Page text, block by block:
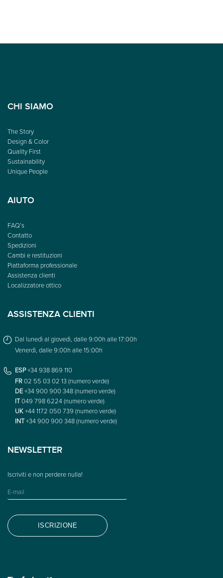
CHI SIAMO
The Story
Design & Color
Quality First
Sustainability
Unique People
AIUTO
FAQ’s
Contatto
Spedizioni
Cambi e restituzioni
Piattaforma professionale
Assistenza clienti
Localizzatore ottico
ASSISTENZA CLIENTI
Dal lunedì al giovedì, dalle 9:00h alle 17:00h
Venerdì, dalle 9:00h alle 15:00h
ESP+34 938 869 110
FR02 55 03 02 13 (numero verde)
DE+34 900 900 348 (numero verde)
IT049 798 6224 (numero verde)
UK+44 1172 050 739 (numero verde)
INT+34 900 900 348 (numero verde)
NEWSLETTER